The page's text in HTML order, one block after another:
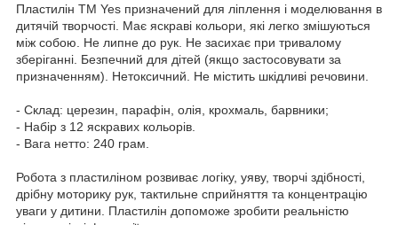
Пластилін ТМ Yes призначений для ліплення і моделювання в
дитячій творчості. Має яскраві кольори, які легко змішуються
між собою. Не липне до рук. Не засихає при тривалому
зберіганні. Безпечний для дітей (якщо застосовувати за
призначенням). Нетоксичний. Не містить шкідливі речовини.
- Склад: церезин, парафін, олія, крохмаль, барвники;
- Набір з 12 яскравих кольорів.
- Вага нетто: 240 грам.
Робота з пластиліном розвиває логіку, уяву, творчі здібності,
дрібну моторику рук, тактильне сприйняття та концентрацію
уваги у дитини. Пластилін допоможе зробити реальністю